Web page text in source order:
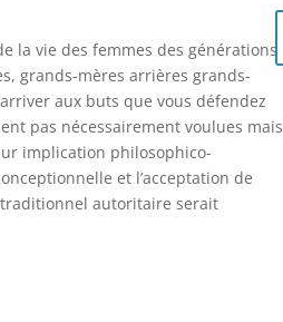
la vie des femmes des générations
grands-mères arrières grands-
aux buts que vous défendez
pas nécessairement voulues mais
implication philosophico-
et l’acceptation de
autoritaire serait